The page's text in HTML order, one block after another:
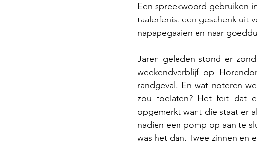
Een spreekwoord gebruiken
taalerfenis, een geschenk uit
napapegaaien en naar
Jaren geleden stond er
weekendverblijf op
randgeval. En wat noteren
zou toelaten? Het feit dat
opgemerkt want die staat er
nadien een pomp op aan te
was het dan. Twee zinnen en